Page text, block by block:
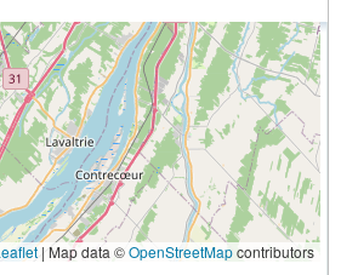
| Map data ©OpenStreetMapcontributors